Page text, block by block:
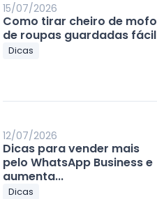
15/07/2026
Como tirar cheiro de mofo
de roupas guardadas fácil
Dicas
12/07/2026
Dicas para vender mais
pelo WhatsApp Business e
aumenta...
Dicas